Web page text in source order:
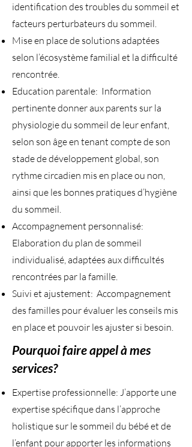
identification des troubles du sommeil et
facteurs perturbateurs du sommeil.
Mise en place de solutions adaptées
selon l’écosystème familial et la difficulté
rencontrée.
Education parentale: Information
pertinente donner aux parents sur la
physiologie du sommeil de leur enfant,
selon son âge en tenant compte de son
stade de développement global, son
rythme circadien mis en place ou non,
ainsi que les bonnes pratiques d’hygiène
du sommeil.
Accompagnement personnalisé:
Elaboration du plan de sommeil
individualisé, adaptées aux difficultés
rencontrées par la famille.
Suivi et ajustement: Accompagnement
des familles pour évaluer les conseils mis
en place et pouvoir les ajuster si besoin.
Pourquoi faire appel à mes
services?
Expertise professionnelle: J’apporte une
expertise spécifique dans l’approche
holistique sur le sommeil du bébé et de
l’enfant pour apporter les informations